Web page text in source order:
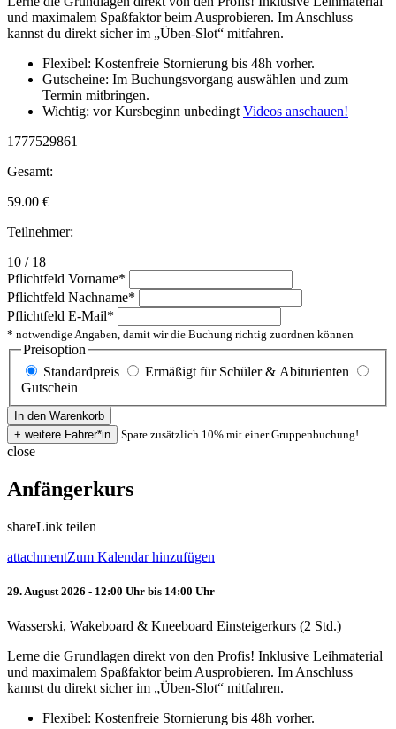
und maximalem Spaßfaktor beim Ausprobieren. Im Anschluss
kannst du direkt sicher im „Üben-Slot“ mitfahren.
Flexibel: Kostenfreie Stornierung bis 48h vorher.
Gutscheine: Im Buchungsvorgang auswählen und zum
Termin mitbringen.
Wichtig: vor Kursbeginn unbedingt Videos anschauen!
1777529861
Gesamt:
59.00 €
Teilnehmer:
10 / 18
Pflichtfeld Vorname*
Pflichtfeld Nachname*
Pflichtfeld E-Mail*
* notwendige Angaben, damit wir die Buchung richtig zuordnen können
Preisoption
Standardpreis
Ermäßigt für Schüler & Abiturienten
Gutschein
Spare zusätzlich 10% mit einer Gruppenbuchung!
close
Anfängerkurs
shareLink teilen
attachmentZum Kalendar hinzufügen
29. August 2026 - 12:00 Uhr bis 14:00 Uhr
Wasserski, Wakeboard & Kneeboard Einsteigerkurs (2 Std.)
Lerne die Grundlagen direkt von den Profis! Inklusive Leihmaterial
und maximalem Spaßfaktor beim Ausprobieren. Im Anschluss
kannst du direkt sicher im „Üben-Slot“ mitfahren.
Flexibel: Kostenfreie Stornierung bis 48h vorher.